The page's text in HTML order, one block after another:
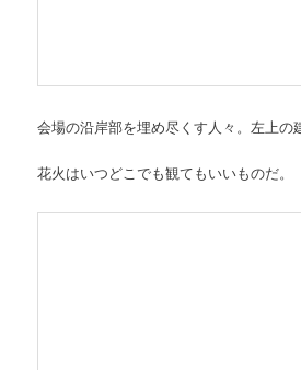
会場の沿岸部を埋め尽くす人々。左上の
花火はいつどこでも観てもいいものだ。